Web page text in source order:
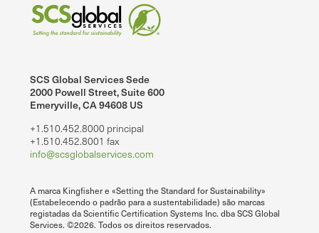
SCS Global Services Sede
2000 Powell Street, Suite 600
Emeryville, CA 94608 US
+1.510.452.8000 principal
+1.510.452.8001 fax
info@scsglobalservices.com
A marca Kingfisher e «Setting the Standard for Sustainability»
(Estabelecendo o padrão para a sustentabilidade) são marcas
registadas da Scientific Certification Systems Inc. dba SCS Global
Services. ©2026. Todos os direitos reservados.